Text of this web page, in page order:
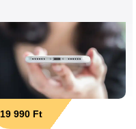
19 990 Ft